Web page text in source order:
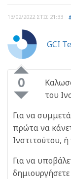
13/02/2022 ΣΤΙΣ 21:33
GCI
0
του
Για να
πρώτα να
Ινστιτούτου,
Για να